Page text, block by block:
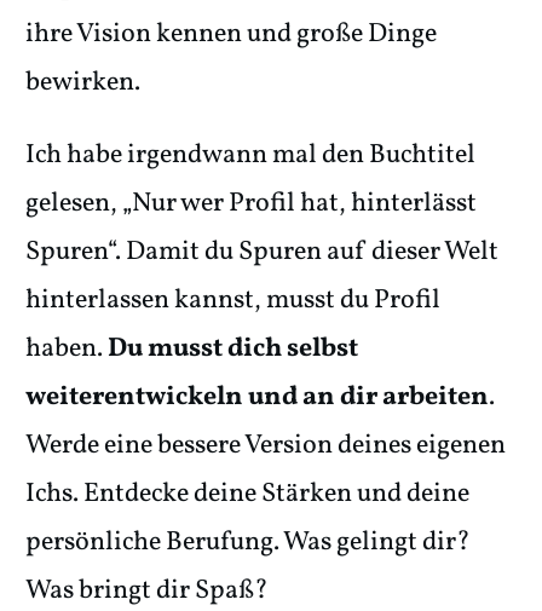
ihre Vision kennen und große Dinge
bewirken.
Ich habe irgendwann mal den Buchtitel
gelesen, „Nur wer Profil hat, hinterlässt
Spuren“. Damit du Spuren auf dieser Welt
hinterlassen kannst, musst du Profil
haben.Du musst dich selbst
weiterentwickeln und an dir arbeiten.
Werde eine bessere Version deines eigenen
Ichs. Entdecke deine Stärken und deine
persönliche Berufung. Was gelingt dir?
Was bringt dir Spaß?